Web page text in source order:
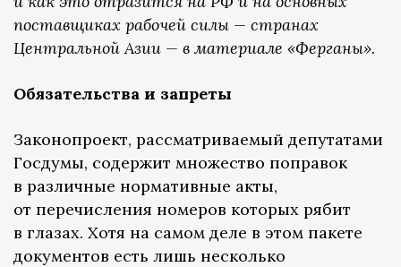
поставщиках рабочей силы — странах
Центральной Азии — в материале «Ферганы».
Обязательства и запреты
Законопроект, рассматриваемый депутатами
Госдумы, содержит множество поправок
в различные нормативные акты,
от перечисления номеров которых рябит
в глазах. Хотя на самом деле в этом пакете
документов есть лишь несколько